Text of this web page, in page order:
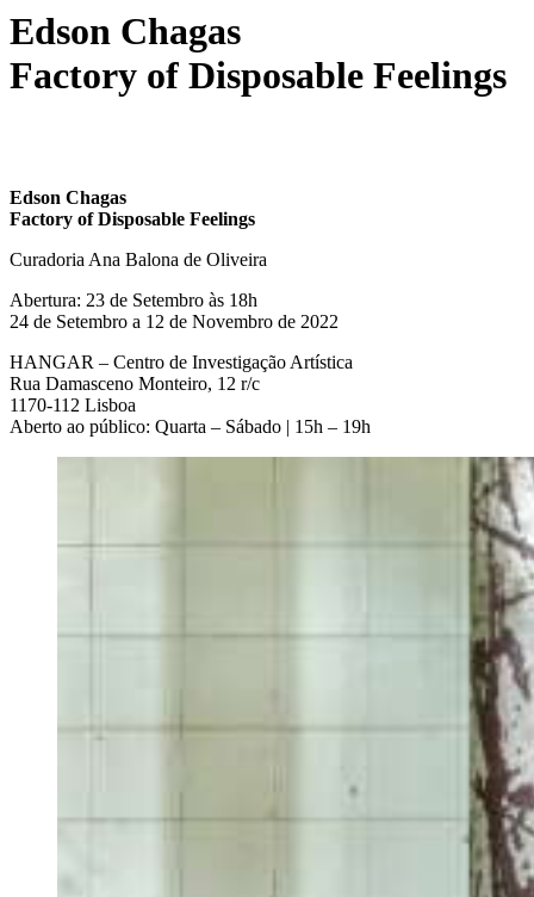
Edson Chagas
Factory of Disposable Feelings
Edson Chagas
Factory of Disposable Feelings
Curadoria Ana Balona de Oliveira
Abertura: 23 de Setembro às 18h
24 de Setembro a 12 de Novembro de 2022
HANGAR – Centro de Investigação Artística
Rua Damasceno Monteiro, 12 r/c
1170-112 Lisboa
Aberto ao público: Quarta – Sábado | 15h – 19h